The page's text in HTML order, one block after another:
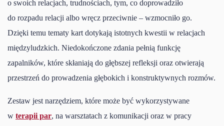
o swoich relacjach, trudnościach, tym, co doprowadziło
do rozpadu relacji albo wręcz przeciwnie – wzmocniło go.
Dzięki temu tematy kart dotykają istotnych kwestii w relacjach
międzyludzkich. Niedokończone zdania pełnią funkcję
zapalników, które skłaniają do głębszej refleksji oraz otwierają
przestrzeń do prowadzenia głębokich i konstruktywnych rozmów.
Zestaw jest narzędziem, które może być wykorzystywane
w terapii par, na warsztatach z komunikacji oraz w pracy